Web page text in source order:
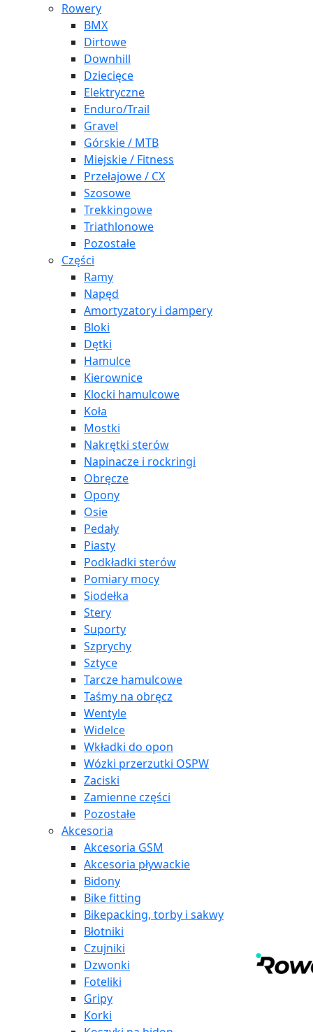
Rowery
BMX
Dirtowe
Downhill
Dziecięce
Elektryczne
Enduro/Trail
Gravel
Górskie / MTB
Miejskie / Fitness
Przełajowe / CX
Szosowe
Trekkingowe
Triathlonowe
Pozostałe
Części
Ramy
Napęd
Amortyzatory i dampery
Bloki
Dętki
Hamulce
Kierownice
Klocki hamulcowe
Koła
Mostki
Nakrętki sterów
Napinacze i rockringi
Obręcze
Opony
Osie
Pedały
Piasty
Podkładki sterów
Pomiary mocy
Siodełka
Stery
Suporty
Szprychy
Sztyce
Tarcze hamulcowe
Taśmy na obręcz
Wentyle
Widelce
Wkładki do opon
Wózki przerzutki OSPW
Zaciski
Zamienne części
Pozostałe
Akcesoria
Akcesoria GSM
Akcesoria pływackie
Bidony
Bike fitting
Bikepacking, torby i sakwy
Błotniki
Czujniki
Dzwonki
Foteliki
Gripy
Korki